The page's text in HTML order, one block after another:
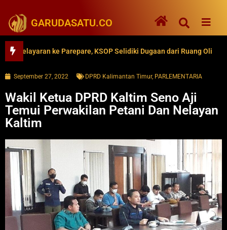
GARUDASATU.CO
ke Parepare, KSOP Selidiki Dugaan dari Ruang Oli
September 27, 2022 DPRD Kalimantan Timur, PARLEMENTARIA
Wakil Ketua DPRD Kaltim Seno Aji
Temui Perwakilan Petani Dan Nelayan
Kaltim